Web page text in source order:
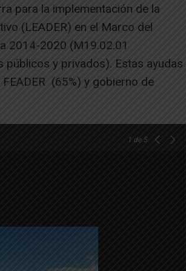
para la implementación de la
(LEADER) en el Marco del
2014-2020 (M19.02.01
públicos y privados). Estas ayudas
(65%) y gobierno de
1 de 5